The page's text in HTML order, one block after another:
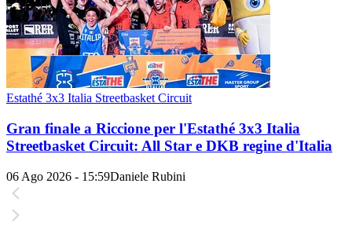
Estathé 3x3 Italia Streetbasket Circuit
Gran finale a Riccione per l'Estathé 3x3 Italia
Streetbasket Circuit: All Star e DKB regine d'Italia
06 Ago 2026 - 15:59Daniele Rubini